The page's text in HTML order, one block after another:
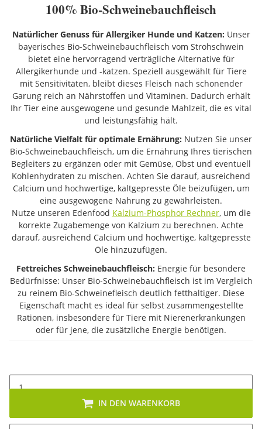
100% Bio-Schweinebauchfleisch
Natürlicher Genuss für Allergiker Hunde und Katzen: Unser
bayerisches Bio-Schweinebauchfleisch vom Strohschwein
bietet eine hervorragend verträgliche Alternative für
Allergikerhunde und -katzen. Speziell ausgewählt für Tiere
mit Sensitivitäten, bleibt dieses Fleisch nach schonender
Garung reich an Nährstoffen und Vitaminen. Dadurch erhält
Ihr Tier eine ausgewogene und gesunde Mahlzeit, die es vital
und leistungsfähig hält.
Natürliche Vielfalt für optimale Ernährung: Nutzen Sie unser
Bio-Schweinebauchfleisch, um die Ernährung Ihres tierischen
Begleiters zu ergänzen oder mit Gemüse, Obst und eventuell
Kohlenhydraten zu mischen. Achten Sie darauf, ausreichend
Calcium und hochwertige, kaltgepresste Öle beizufügen, um
eine ausgewogene Nahrung zu gewährleisten.
Nutze unseren Edenfood Kalzium-Phosphor Rechner, um die
korrekte Zugabemenge von Kalzium zu berechnen. Achte
darauf, ausreichend Calcium und hochwertige, kaltgepresste
Öle hinzuzufügen.
Fettreiches Schweinebauchfleisch: Energie für besondere
Bedürfnisse: Unser Bio-Schweinebauchfleisch ist im Vergleich
zu reinem Bio-Schweinefleisch deutlich fetthaltiger. Diese
Eigenschaft macht es ideal für selbst zusammengestellte
Rationen, insbesondere für Tiere mit Nierenerkrankungen
oder für jene, die zusätzliche Energie benötigen.
IN DEN WARENKORB